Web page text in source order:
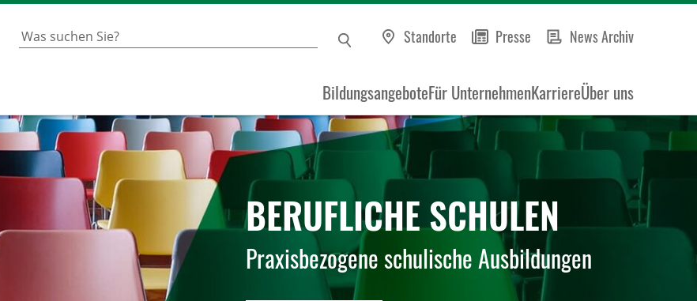
Standorte Presse News Archiv
BildungsangeboteFür UnternehmenKarriereÜber uns
BERUFLICHE SCHULEN
Praxisbezogene schulische Ausbildungen